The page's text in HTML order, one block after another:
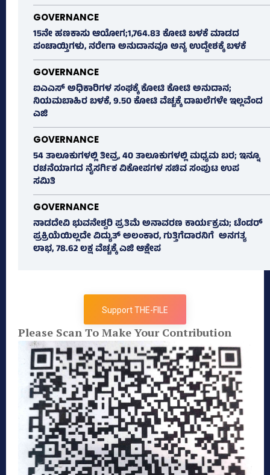
GOVERNANCE
15ನೇ ಹಣಕಾಸು ಆಯೋಗ;1,764.83 ಕೋಟಿ ಬಳಕೆ ಮಾಡದ
ಪಂಚಾಯ್ತಿಗಳು, ನರೇಗಾ ಅನುದಾನವೂ ಅನ್ಯ ಉದ್ದೇಶಕ್ಕೆ ಬಳಕೆ
GOVERNANCE
ಐಎಎಸ್‌ ಅಧಿಕಾರಿಗಳ ಸಂಘಕ್ಕೆ ಕೋಟಿ ಕೋಟಿ ಅನುದಾನ;
ನಿಯಮಬಾಹಿರ ಬಳಕೆ, 9.50 ಕೋಟಿ ವೆಚ್ಚಕ್ಕೆ ದಾಖಲೆಗಳೇ ಇಲ್ಲವೆಂದ
ಎಜಿ
GOVERNANCE
54 ತಾಲೂಕುಗಳಲ್ಲಿ ತೀವ್ರ, 40 ತಾಲೂಕುಗಳಲ್ಲಿ ಮಧ್ಯಮ ಬರ; ಇನ್ನೂ
ರಚನೆಯಾಗದ ನೈಸರ್ಗಿಕ ವಿಕೋಪಗಳ ಸಚಿವ ಸಂಪುಟ ಉಪ
ಸಮಿತಿ
GOVERNANCE
ನಾಡದೇವಿ ಭುವನೇಶ್ವರಿ ಪ್ರತಿಮೆ ಅನಾವರಣ ಕಾರ್ಯಕ್ರಮ; ಟೆಂಡರ್
ಪ್ರಕ್ರಿಯೆಯಿಲ್ಲದೇ ವಿದ್ಯುತ್‌ ಅಲಂಕಾರ, ಗುತ್ತಿಗೆದಾರನಿಗೆ ಅನಗತ್ಯ
ಲಾಭ, 78.62 ಲಕ್ಷ ವೆಚ್ಚಕ್ಕೆ ಎಜಿ ಆಕ್ಷೇಪ
Support THE-FILE
Please Scan To Make Your Contribution